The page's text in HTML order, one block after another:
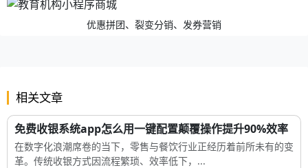
优惠拼团、裂变分销、发券营销
相关文章
免费收银系统app怎么用一键配置颠覆操作提升90%效率
在数字化浪潮席卷的当下，零售与餐饮行业正经历着前所未有的变
革。传统收银方式因流程繁琐、效率低下，...